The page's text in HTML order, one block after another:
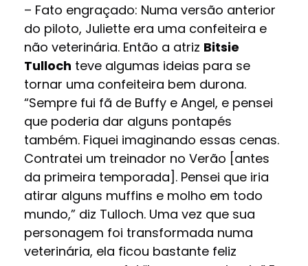
– Fato engraçado: Numa versão anterior
do piloto, Juliette era uma confeiteira e
não veterinária. Então a atriz Bitsie
Tulloch teve algumas ideias para se
tornar uma confeiteira bem durona.
“Sempre fui fã de Buffy e Angel, e pensei
que poderia dar alguns pontapés
também. Fiquei imaginando essas cenas.
Contratei um treinador no Verão [antes
da primeira temporada]. Pensei que iria
atirar alguns muffins e molho em todo
mundo,” diz Tulloch. Uma vez que sua
personagem foi transformada numa
veterinária, ela ficou bastante feliz